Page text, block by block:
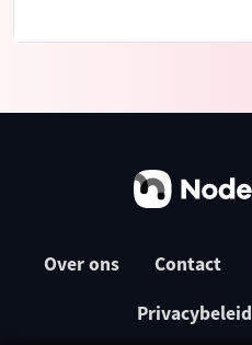
Over ons Contact
Privacybeleid